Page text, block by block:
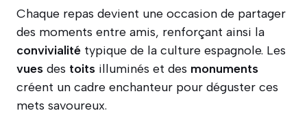
Chaque repas devient une occasion de partager
des moments entre amis, renforçant ainsi la
convivialité typique de la culture espagnole. Les
vues des toits illuminés et des monuments
créent un cadre enchanteur pour déguster ces
mets savoureux.